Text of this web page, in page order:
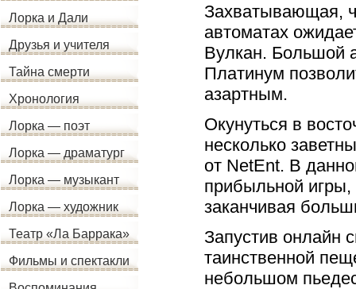
Лорка и Дали
Друзья и учителя
Тайна смерти
Хронология
Лорка — поэт
Лорка — драматург
Лорка — музыкант
Лорка — художник
Театр «Ла Баррака»
Фильмы и спектакли
Захватывающая,
автоматах
Вулкан. Большой
Платинум
азартным.
Окунуться в
несколько
от NetEnt. В
прибыльной игры,
заканчивая
Запустив онлайн
таинственной
небольшом